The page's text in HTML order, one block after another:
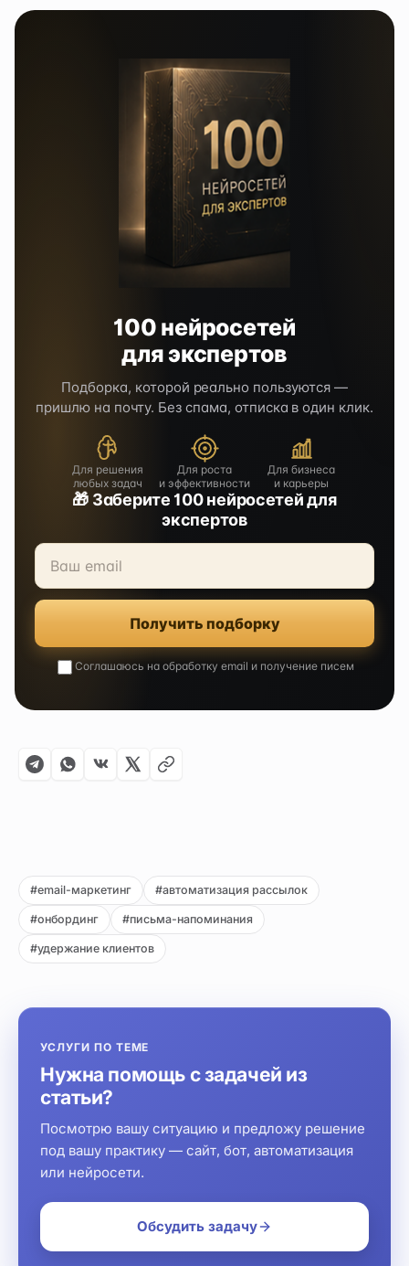
100 нейросетей
для экспертов
Подборка, которой реально пользуются —
пришлю на почту. Без спама, отписка в один клик.
Для решения
любых задач
Для роста
и эффективности
Для бизнеса
и карьеры
🎁 Заберите 100 нейросетей для
экспертов
Получить подборку
Соглашаюсь на обработку email и получение писем
#email-маркетинг #автоматизация рассылок
#онбординг #письма-напоминания
#удержание клиентов
УСЛУГИ ПО ТЕМЕ
Нужна помощь с задачей из
статьи?
Посмотрю вашу ситуацию и предложу решение
под вашу практику — сайт, бот, автоматизация
или нейросети.
Обсудить задачу